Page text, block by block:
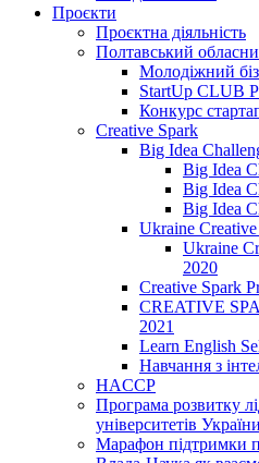
Проєкти
Проєктна діяльність
Полтавський
Молодіжний
StartUp CLUB
Конкурс
Creative Spark
Big Idea
Big Idea
Big Idea
Big Idea
Ukraine
Ukraine
2020
Creative Spark
CREATIVE
2021
Learn English
Навчання з
HACCP
Програма розвитку
університетів України
Марафон підтримки